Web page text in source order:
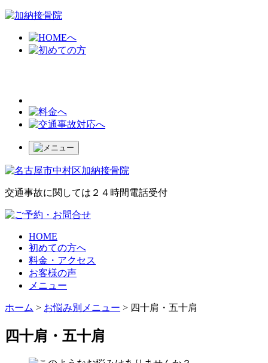
交通事故に関しては２４時間電話受付
HOME
初めての方へ
料金・アクセス
お客様の声
メニュー
ホーム > お悩み別メニュー > 四十肩・五十肩
四十肩・五十肩